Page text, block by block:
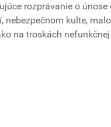
rozprávanie o
nebezpečnom kulte,
na troskách